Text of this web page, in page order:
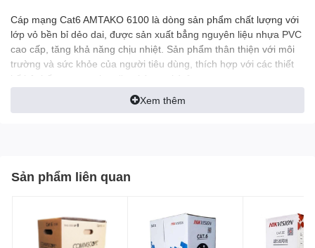
Cáp mạng Cat6 AMTAKO 6100 là dòng sản phẩm chất lượng với
lớp vỏ bền bỉ dẻo dai, được sản xuất bẳng nguyên liệu nhựa PVC
cao cấp, tăng khả năng chịu nhiệt. Sản phẩm thân thiện với môi
trường và sức khỏe của người tiêu dùng, thích hợp với các thiết
kế hệ thống mạng cho văn phòng, nhà ở.
Cáp mạng Cat6 AMTAKO 6100 được đóng gói theo tiêu chuẩn
- Dây màu xanh, dài 305m
Xem thêm
Sản phẩm liên quan